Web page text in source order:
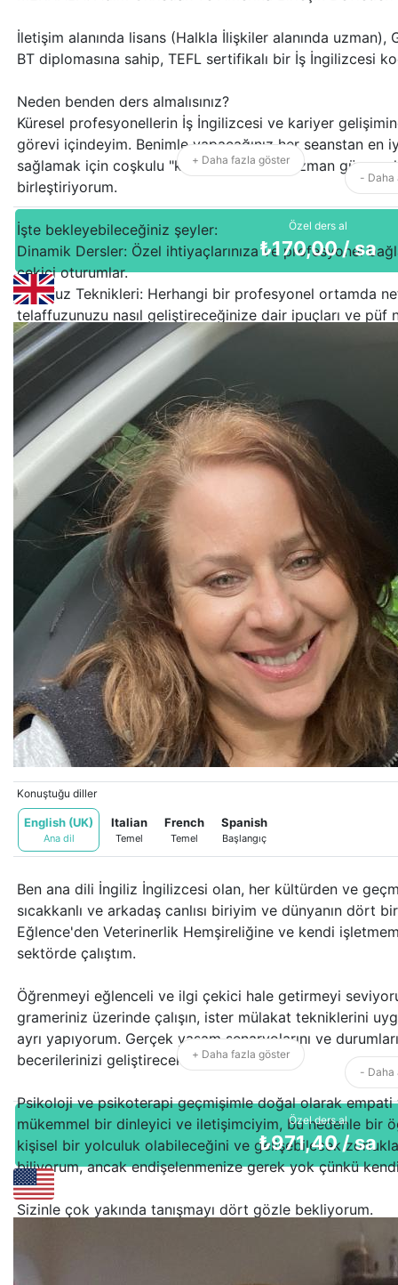
İletişim alanında lisans (Halkla İlişkiler alanında uzman),
BT diplomasına sahip, TEFL sertifikalı bir İş İngilizcesi
Neden benden ders almalısınız?
Küresel profesyonellerin İş İngilizcesi ve kariyer
görevi içindeyim. Benimle yapacağınız her seanstan en
sağlamak için coşkulu "kazanan" tavrımı uzman güven
birleştiriyorum.
İşte bekleyebileceğiniz şeyler:
Dinamik Dersler: Özel ihtiyaçlarınıza ve profesyonel
çekici oturumlar.
Telaffuz Teknikleri: Herhangi bir profesyonel ortamda
telaffuzunuzu nasıl geliştireceğinize dair ipuçları ve püf
Güven Oluşturma Stratejileri: Size yalnızca
değil, aynı zamanda yeni öğrendiklerinizi etkili bir
öğreteceğim.
Profesyonel hedeflerinizi gerçeğe dönüştüreceğim için
Bu içerik yapay zeka tarafından çevrilmiştir.
Orijinalini göster
+ Daha fazla göster
- Daha
Özel ders al
₺170,00/ sa
Konuştuğu diller
English (UK)
Ana dil
Italian
Temel
French
Temel
Spanish
Başlangıç
Ben ana dili İngiliz İngilizcesi olan, her kültürden ve
sıcakkanlı ve arkadaş canlısı biriyim ve dünyanın dört
Eğlence'den Veterinerlik Hemşireliğine ve kendi
sektörde çalıştım.
Öğrenmeyi eğlenceli ve ilgi çekici hale getirmeyi
grameriniz üzerinde çalışın, ister mülakat tekniklerini
ayrı yapıyorum. Gerçek yaşam senaryolarını ve
becerilerinizi geliştireceksiniz.
Psikoloji ve psikoterapi geçmişimle doğal olarak empati
mükemmel bir dinleyici ve iletişimciyim, bu nedenle bir
kişisel bir yolculuk olabileceğini ve gelişebilecek
biliyorum, ancak endişelenmenize gerek yok çünkü kendi
Sizinle çok yakında tanışmayı dört gözle bekliyorum.
+ Daha fazla göster
- Daha
Özel ders al
₺971,40/ sa